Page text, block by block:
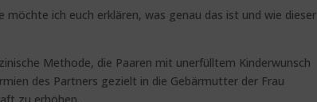
ich euch erklären, was genau das ist und wie dieser
Methode, die Paaren mit unerfülltem Kinderwunsch
des Partners gezielt in die Gebärmutter der Frau